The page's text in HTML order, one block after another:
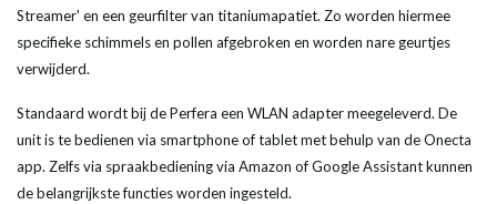
Streamer' en een geurfilter van titaniumapatiet. Zo worden hiermee
specifieke schimmels en pollen afgebroken en worden nare geurtjes
verwijderd.
Standaard wordt bij de Perfera een WLAN adapter meegeleverd. De
unit is te bedienen via smartphone of tablet met behulp van de Onecta
app. Zelfs via spraakbediening via Amazon of Google Assistant kunnen
de belangrijkste functies worden ingesteld.